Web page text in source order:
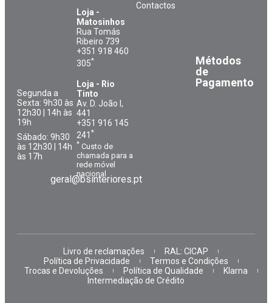
Segunda a
Sexta: 9h30 às
12h30 | 14h às
19h
Sábado: 9h30
às 12h30 | 14h
às 17h
geral@bsinteriores.pt
Loja -
Matosinhos
Rua Tomás
Ribeiro 739
+351 918 460
305*
Loja - Rio
Tinto
Av. D. João I,
441
+351 916 145
241 *
* Custo de
chamada para a
rede móvel
nacional
Contactos
Métodos
de
Pagamento
Livro de reclamações
RAL: CICAP
Política de Privacidade
Termos e Condições
Trocas e Devoluções
Política de Qualidade
Klarna
Intermediação de Crédito